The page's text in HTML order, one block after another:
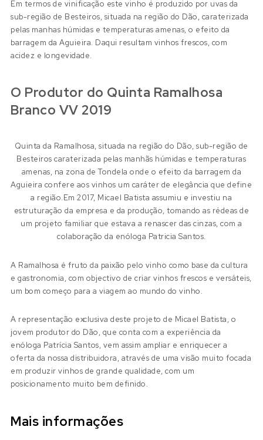
Em termos de vinificação este vinho é produzido por uvas da
sub-região de Besteiros, situada na região do Dão, caraterizada
pelas manhas húmidas e temperaturas amenas, o efeito da
barragem da Aguieira. Daqui resultam vinhos frescos, com
acidez e longevidade.
O Produtor do Quinta Ramalhosa
Branco VV 2019
Quinta da Ramalhosa, situada na região do Dão, sub-região de
Besteiros caraterizada pelas manhãs húmidas e temperaturas
amenas, na zona de Tondela onde o efeito da barragem da
Aguieira confere aos vinhos um caráter de elegância que define
a região.Em 2017, Micael Batista assumiu e investiu na
estruturação da empresa e da produção, tomando as rédeas de
um projeto familiar que estava a renascer das cinzas, com a
colaboração da enóloga Patricia Santos.
A Ramalhosa é fruto da paixão pelo vinho como base da cultura
e gastronomia, com objectivo de criar vinhos frescos e versáteis,
um bom começo para a viagem ao mundo do vinho.
A representação exclusiva deste projeto de Micael Batista, o
jovem produtor do Dão, que conta com a experiência da
enóloga Patrícia Santos, vem assim ampliar e enriquecer a
oferta da nossa distribuidora, através de uma visão muito focada
em produzir vinhos de grande qualidade, com um
posicionamento muito bem definido.
Mais informações